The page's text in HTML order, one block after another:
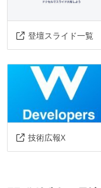
登壇スライド一覧
技術広報X